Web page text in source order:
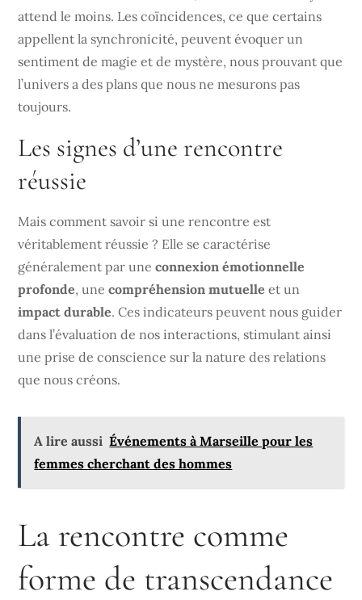
attend le moins. Les coïncidences, ce que certains
appellent la synchronicité, peuvent évoquer un
sentiment de magie et de mystère, nous prouvant que
l’univers a des plans que nous ne mesurons pas
toujours.
Les signes d’une rencontre
réussie
Mais comment savoir si une rencontre est
véritablement réussie ? Elle se caractérise
généralement par uneconnexion émotionnelle
profonde, unecompréhension mutuelle et un
impact durable. Ces indicateurs peuvent nous guider
dans l’évaluation de nos interactions, stimulant ainsi
une prise de conscience sur la nature des relations
que nous créons.
A lire aussi Événements à Marseille pour les
femmes cherchant des hommes
La rencontre comme
forme de transcendance